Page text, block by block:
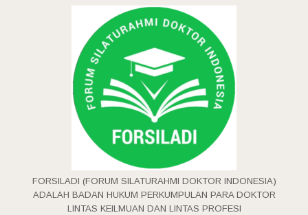
FORSILADI (FORUM SILATURAHMI DOKTOR INDONESIA)
ADALAH BADAN HUKUM PERKUMPULAN PARA DOKTOR
LINTAS KEILMUAN DAN LINTAS PROFESI